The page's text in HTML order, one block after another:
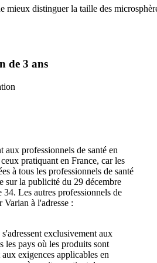
mieux distinguer la taille des
de 3 ans
aux professionnels de santé en
pratiquant en France, car les
à tous les professionnels de santé
sur la publicité du 29 décembre
Les autres professionnels de
Varian à l'adresse :
exclusivement aux
les pays où les produits sont
exigences applicables en